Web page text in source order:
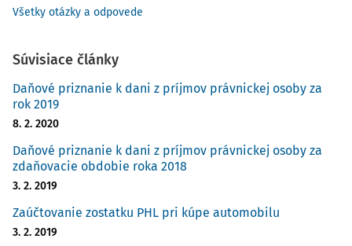
Všetky otázky a odpovede
Súvisiace články
Daňové priznanie k dani z príjmov právnickej osoby za
rok 2019
8. 2. 2020
Daňové priznanie k dani z príjmov právnickej osoby za
zdaňovacie obdobie roka 2018
3. 2. 2019
Zaúčtovanie zostatku PHL pri kúpe automobilu
3. 2. 2019